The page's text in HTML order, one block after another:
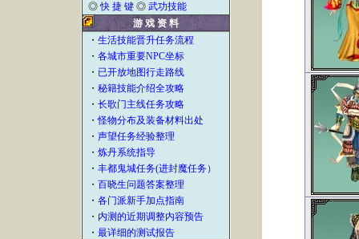
◎快 捷 键 ◎武功技能
游 戏 资 料
・生活技能晋升任务流程
・各城市重要NPC坐标
・ 已开放地图行走路线
・秘籍技能介绍全攻略
・长歌门主线任务攻略
・怪物分布及装备材料出处
・声望任务经验整理
・炼丹系统指导
・丰都鬼城任务(进封魔任务）
・百晓生问题答案整理
・各门派新手加点指南
・ 内测的近期调整内容预告
・最详细的测试报告